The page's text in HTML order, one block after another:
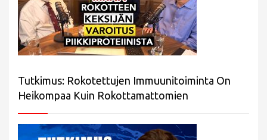
Tutkimus: Rokotettujen Immuunitoiminta On
Heikompaa Kuin Rokottamattomien